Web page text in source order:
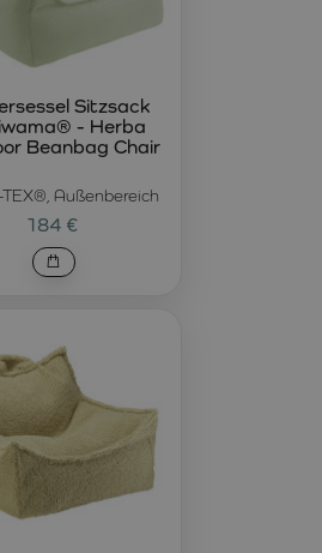
Außenbereich
Sitzsack
- Herba
Beanbag Chair
184 €